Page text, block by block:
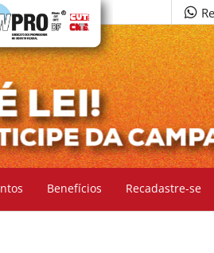
Benefícios Recadastre-se